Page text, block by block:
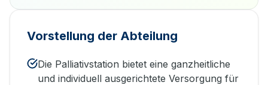
Vorstellung der Abteilung
Die Palliativstation bietet eine ganzheitliche
und individuell ausgerichtete Versorgung für